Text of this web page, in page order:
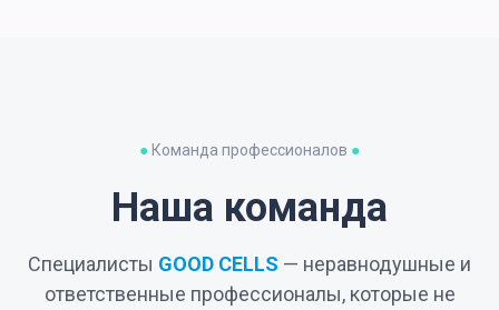
● Команда профессионалов ●
Наша команда
Специалисты GOOD CELLS — неравнодушные и
ответственные профессионалы, которые не